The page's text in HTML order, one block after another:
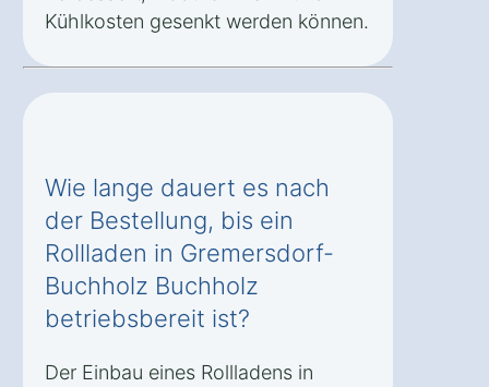
Kühlkosten gesenkt werden können.
Wie lange dauert es nach
der Bestellung, bis ein
Rollladen in Gremersdorf-
Buchholz Buchholz
betriebsbereit ist?
Der Einbau eines Rollladens in